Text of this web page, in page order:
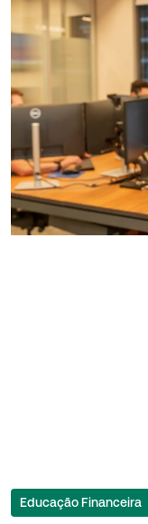
Educação Financeira